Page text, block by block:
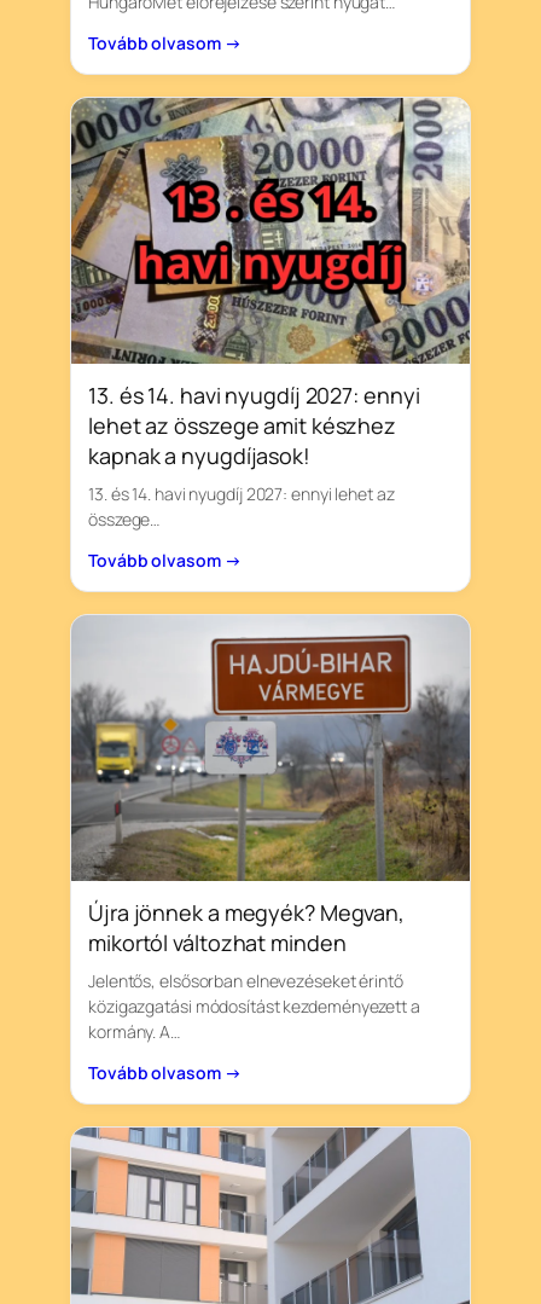
Tovább olvasom →
13. és 14. havi nyugdíj 2027: ennyi
lehet az összege amit készhez
kapnak a nyugdíjasok!
13. és 14. havi nyugdíj 2027: ennyi lehet az
összege…
Tovább olvasom →
Újra jönnek a megyék? Megvan,
mikortól változhat minden
Jelentős, elsősorban elnevezéseket érintő
közigazgatási módosítást kezdeményezett a
kormány. A…
Tovább olvasom →